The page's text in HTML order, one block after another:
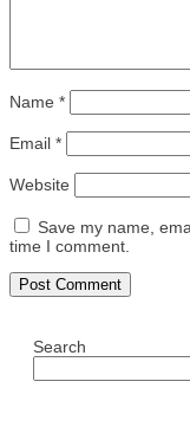
Name *
Email *
Website
Save my name,
time I comment.
Search